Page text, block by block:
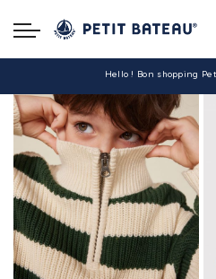
Hello ! Bon shopping
La livraison est assurée
-10% pour tout paiement par